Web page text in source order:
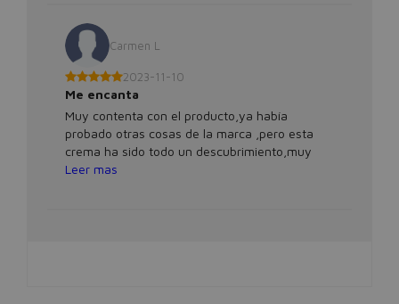
Carmen L
2023-11-10
Me encanta
Muy contenta con el producto,ya había
probado otras cosas de la marca ,pero esta
crema ha sido todo un descubrimiento,muy
agradable tanto la textura como el aroma y el
Leer mas